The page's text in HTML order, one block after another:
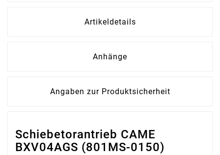
Artikeldetails
Anhänge
Angaben zur Produktsicherheit
Schiebetorantrieb CAME
BXV04AGS (801MS-0150)